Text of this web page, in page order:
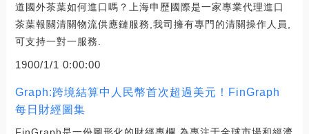
道國外茶葉如何進口嗎？上海申歷國際是一家專業代理進口
茶葉報關清關物流供應鏈服務,我司擁有專門的清關操作人員,
可支持一對一服務.
1900/1/1 0:00:00
Graph:跨境結算中人民幣首次超過美元！FinGraph
每日財經圖集